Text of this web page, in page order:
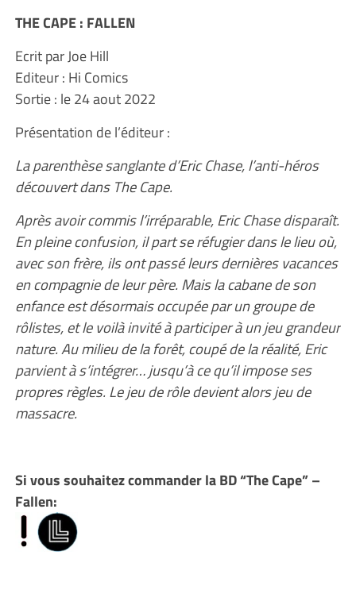
THE CAPE : FALLEN
Ecrit par Joe Hill
Editeur : Hi Comics
Sortie : le 24 aout 2022
Présentation de l’éditeur :
La parenthèse sanglante d’Eric Chase, l’anti-héros
découvert dans The Cape.
Après avoir commis l’irréparable, Eric Chase disparaît.
En pleine confusion, il part se réfugier dans le lieu où,
avec son frère, ils ont passé leurs dernières vacances
en compagnie de leur père. Mais la cabane de son
enfance est désormais occupée par un groupe de
rôlistes, et le voilà invité à participer à un jeu grandeur
nature. Au milieu de la forêt, coupé de la réalité, Eric
parvient à s’intégrer… jusqu’à ce qu’il impose ses
propres règles. Le jeu de rôle devient alors jeu de
massacre.
Si vous souhaitez commander la BD “The Cape” –
Fallen: